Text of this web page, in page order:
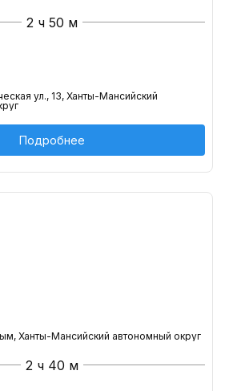
2 ч 50 м
ул., 13, Ханты-Мансийский
Подробнее
Ханты-Мансийский автономный округ
2 ч 40 м